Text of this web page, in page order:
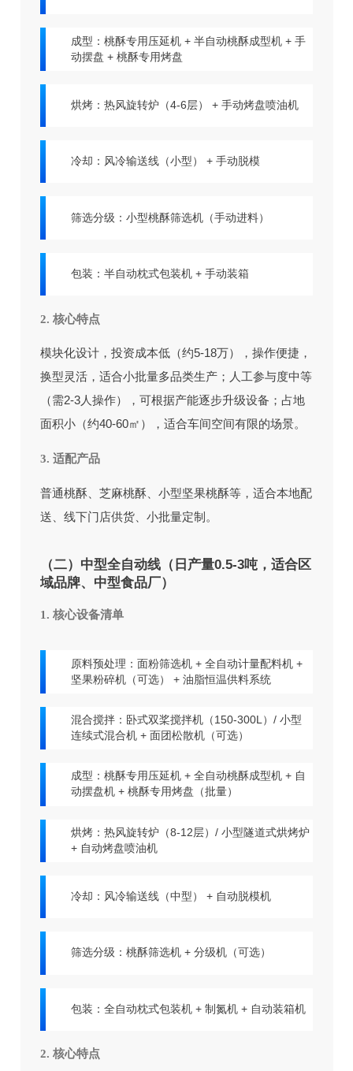
成型：桃酥专用压延机 + 半自动桃酥成型机 + 手
动摆盘 + 桃酥专用烤盘
烘烤：热风旋转炉（4-6层） + 手动烤盘喷油机
冷却：风冷输送线（小型） + 手动脱模
筛选分级：小型桃酥筛选机（手动进料）
包装：半自动枕式包装机 + 手动装箱
2. 核心特点
模块化设计，投资成本低（约5-18万），操作便捷，
换型灵活，适合小批量多品类生产；人工参与度中等
（需2-3人操作），可根据产能逐步升级设备；占地
面积小（约40-60㎡），适合车间空间有限的场景。
3. 适配产品
普通桃酥、芝麻桃酥、小型坚果桃酥等，适合本地配
送、线下门店供货、小批量定制。
（二）中型全自动线（日产量0.5-3吨，适合区
域品牌、中型食品厂）
1. 核心设备清单
原料预处理：面粉筛选机 + 全自动计量配料机 +
坚果粉碎机（可选） + 油脂恒温供料系统
混合搅拌：卧式双桨搅拌机（150-300L）/ 小型
连续式混合机 + 面团松散机（可选）
成型：桃酥专用压延机 + 全自动桃酥成型机 + 自
动摆盘机 + 桃酥专用烤盘（批量）
烘烤：热风旋转炉（8-12层）/ 小型隧道式烘烤炉
+ 自动烤盘喷油机
冷却：风冷输送线（中型） + 自动脱模机
筛选分级：桃酥筛选机 + 分级机（可选）
包装：全自动枕式包装机 + 制氮机 + 自动装箱机
2. 核心特点